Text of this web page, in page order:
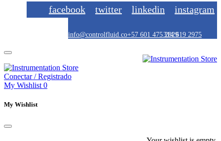
facebook twitter linkedin instagram
info@controlfluid.co+57 601 475 2829314 619 2975
Conectar / Registrado
My Wishlist 0
My Wishlist